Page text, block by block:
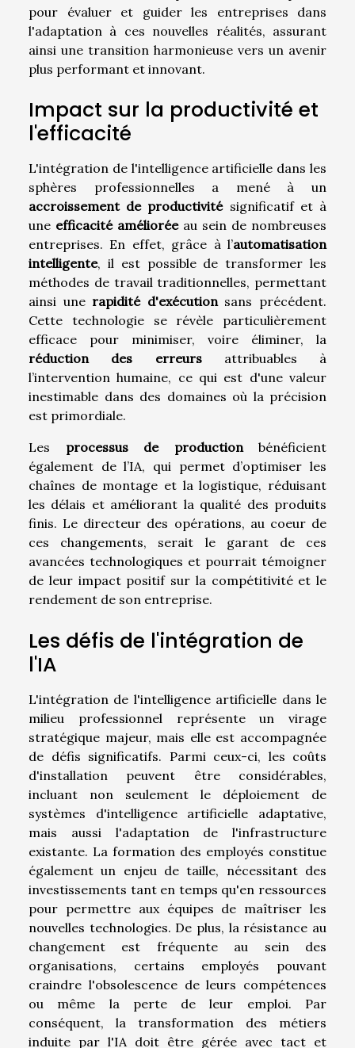
pour évaluer et guider les entreprises dans
l'adaptation à ces nouvelles réalités, assurant
ainsi une transition harmonieuse vers un avenir
plus performant et innovant.
Impact sur la productivité et
l'efficacité
L'intégration de l'intelligence artificielle dans les
sphères professionnelles a mené à un
accroissement de productivitésignificatif et à
une efficacité amélioréeau sein de nombreuses
entreprises. En effet, grâce à l’automatisation
intelligente, il est possible de transformer les
méthodes de travail traditionnelles, permettant
ainsi une rapidité d'exécutionsans précédent.
Cette technologie se révèle particulièrement
efficace pour minimiser, voire éliminer, la
réduction des erreursattribuables à
l’intervention humaine, ce qui est d'une valeur
inestimable dans des domaines où la précision
est primordiale.
Les processus de productionbénéficient
également de l’IA, qui permet d’optimiser les
chaînes de montage et la logistique, réduisant
les délais et améliorant la qualité des produits
finis. Le directeur des opérations, au coeur de
ces changements, serait le garant de ces
avancées technologiques et pourrait témoigner
de leur impact positif sur la compétitivité et le
rendement de son entreprise.
Les défis de l'intégration de
l'IA
L'intégration de l'intelligence artificielle dans le
milieu professionnel représente un virage
stratégique majeur, mais elle est accompagnée
de défis significatifs. Parmi ceux-ci, les coûts
d'installation peuvent être considérables,
incluant non seulement le déploiement de
systèmes d'intelligence artificielle adaptative,
mais aussi l'adaptation de l'infrastructure
existante. La formation des employés constitue
également un enjeu de taille, nécessitant des
investissements tant en temps qu'en ressources
pour permettre aux équipes de maîtriser les
nouvelles technologies. De plus, la résistance au
changement est fréquente au sein des
organisations, certains employés pouvant
craindre l'obsolescence de leurs compétences
ou même la perte de leur emploi. Par
conséquent, la transformation des métiers
induite par l'IA doit être gérée avec tact et